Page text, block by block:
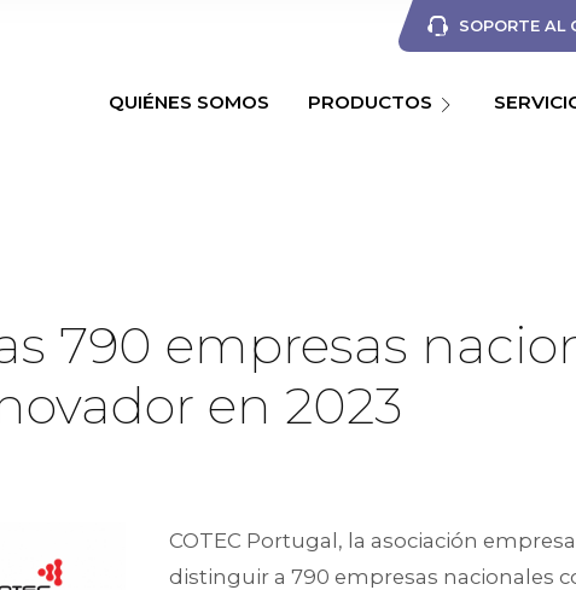
QUIÉNES SOMOS PRODUCTOS
SOPORTE AL
790 empresas
en 2023
COTEC Portugal, la asociación
distinguir a 790 empresas nacionales